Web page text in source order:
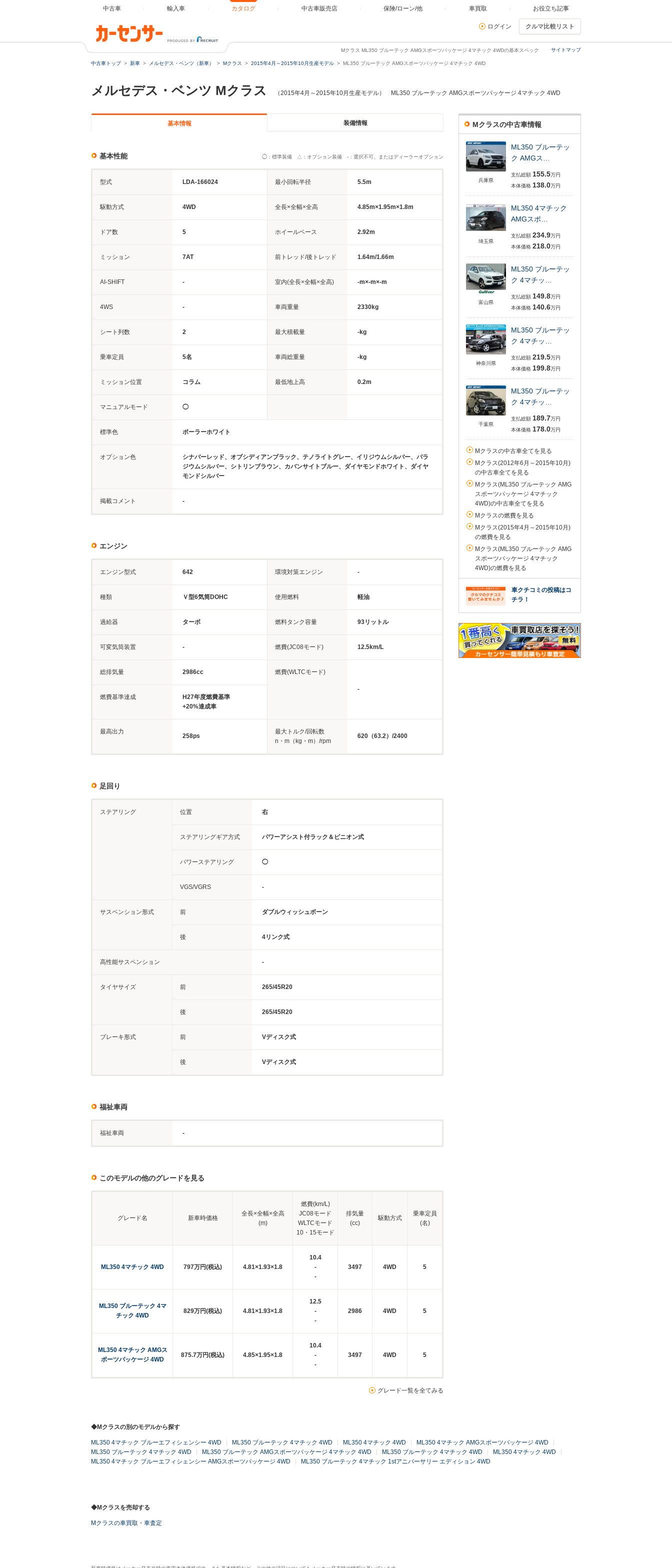
中古車 輸入車 カタログ 中古車販売店 保険/ローン/他 車買取 お役立ち記事
ログイン クルマ比較リスト
サイトマップ
Mクラス ML350 ブルーテック AMGスポーツパッケージ 4マチック 4WDの基本スペック
中古車トップ 新車 メルセデス・ベンツ（新車） Mクラス 2015年4月～2015年10月生産モデル ML350 ブルーテック AMGスポーツパッケージ 4マチック 4WD
メルセデス・ベンツ Mクラス （2015年4月～2015年10月生産モデル） ML350 ブルーテック AMGスポーツパッケージ 4マチック 4WD
基本情報 装備情報
基本性能 ◯：標準装備 △：オプション装備 -：選択不可、またはディーラーオプション
型式 LDA-166024 最小回転半径 5.5m
駆動方式 4WD 全長×全幅×全高 4.85m×1.95m×1.8m
ドア数 5 ホイールベース 2.92m
ミッション 7AT 前トレッド/後トレッド 1.64m/1.66m
AI-SHIFT - 室内(全長×全幅×全高) -m×-m×-m
4WS - 車両重量 2330kg
シート列数 2 最大積載量 -kg
乗車定員 5名 車両総重量 -kg
ミッション位置 コラム 最低地上高 0.2m
マニュアルモード ◯
標準色 ポーラーホワイト
オプション色
シナバーレッド、オブシディアンブラック、テノライトグレー、イリジウムシルバー、パラ
ジウムシルバー、シトリンブラウン、カバンサイトブルー、ダイヤモンドホワイト、ダイヤ
モンドシルバー
掲載コメント -
エンジン
エンジン型式 642 環境対策エンジン -
種類 Ｖ型6気筒DOHC 使用燃料 軽油
過給器 ターボ 燃料タンク容量 93リットル
可変気筒装置 - 燃費(JC08モード) 12.5km/L
総排気量 2986cc 燃費(WLTCモード)
-
燃費基準達成
H27年度燃費基準
+20%達成車
最高出力
258ps
最大トルク/回転数
n・m（kg・m）/rpm
620（63.2）/2400
足回り
ステアリング 位置 右
ステアリングギア方式 パワーアシスト付ラック＆ピニオン式
パワーステアリング ◯
VGS/VGRS -
サスペンション形式 前 ダブルウィッシュボーン
後 4リンク式
高性能サスペンション -
タイヤサイズ 前 265/45R20
後 265/45R20
ブレーキ形式 前 Vディスク式
後 Vディスク式
福祉車両
福祉車両 -
このモデルの他のグレードを見る
グレード名 新車時価格
全長×全幅×全高
(m)
燃費(km/L)
JC08モード
WLTCモード
10・15モード
排気量
(cc)
駆動方式
乗車定員
(名)
ML350 4マチック 4WD 797万円(税込) 4.81×1.93×1.8
10.4
-
-
3497 4WD 5
ML350 ブルーテック 4マ
チック 4WD
829万円(税込) 4.81×1.93×1.8
12.5
-
-
2986 4WD 5
ML350 4マチック AMGス
ポーツパッケージ 4WD
875.7万円(税込) 4.85×1.95×1.8
10.4
-
-
3497 4WD 5
グレード一覧を全てみる
Mクラスの中古車情報
兵庫県
ML350 ブルーテッ
ク AMGス…
支払総額 155.5万円
本体価格 138.0万円
埼玉県
ML350 4マチック
AMGスポ…
支払総額 234.9万円
本体価格 218.0万円
富山県
ML350 ブルーテッ
ク 4マチッ…
支払総額 149.8万円
本体価格 140.6万円
神奈川県
ML350 ブルーテッ
ク 4マチッ…
支払総額 219.5万円
本体価格 199.8万円
千葉県
ML350 ブルーテッ
ク 4マチッ…
支払総額 189.7万円
本体価格 178.0万円
Mクラスの中古車全てを見る
Mクラス(2012年6月～2015年10月)
の中古車全てを見る
Mクラス(ML350 ブルーテック AMG
スポーツパッケージ 4マチック
4WD)の中古車全てを見る
Mクラスの燃費を見る
Mクラス(2015年4月～2015年10月)
の燃費を見る
Mクラス(ML350 ブルーテック AMG
スポーツパッケージ 4マチック
4WD)の燃費を見る
車クチコミの投稿はコ
チラ！
◆Mクラスの別のモデルから探す
ML350 4マチック ブルーエフィシェンシー 4WD ML350 ブルーテック 4マチック 4WD ML350 4マチック 4WD
ML350 4マチック AMGスポーツパッケージ 4WD
ML350 ブルーテック 4マチック 4WD
ML350 ブルーテック AMGスポーツパッケージ 4マチック 4WD ML350 ブルーテック 4マチック 4WD
ML350 4マチック 4WD
ML350 4マチック ブルーエフィシェンシー AMGスポーツパッケージ 4WD
ML350 ブルーテック 4マチック 1stアニバーサリー エディション 4WD
◆Mクラスを売却する
Mクラスの車買取・車査定